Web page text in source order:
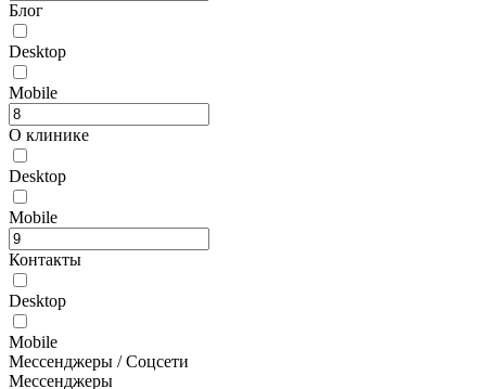
Блог
Desktop
Mobile
О клинике
Desktop
Mobile
Контакты
Desktop
Mobile
Мессенджеры / Соцсети
Мессенджеры